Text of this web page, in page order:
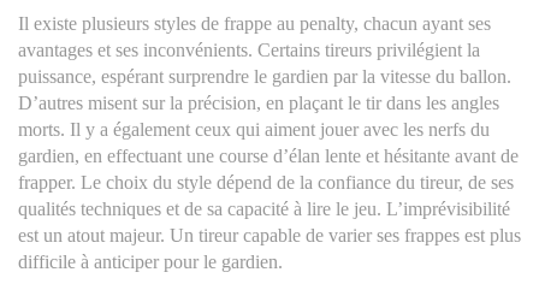
Il existe plusieurs styles de frappe au penalty, chacun ayant ses
avantages et ses inconvénients. Certains tireurs privilégient la
puissance, espérant surprendre le gardien par la vitesse du ballon.
D’autres misent sur la précision, en plaçant le tir dans les angles
morts. Il y a également ceux qui aiment jouer avec les nerfs du
gardien, en effectuant une course d’élan lente et hésitante avant de
frapper. Le choix du style dépend de la confiance du tireur, de ses
qualités techniques et de sa capacité à lire le jeu. L’imprévisibilité
est un atout majeur. Un tireur capable de varier ses frappes est plus
difficile à anticiper pour le gardien.